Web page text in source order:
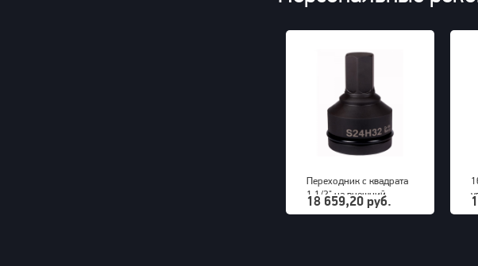
Переходник с квадрата
1 1/2" на внешний
шестигранник 32 мм
18 659,20 руб.